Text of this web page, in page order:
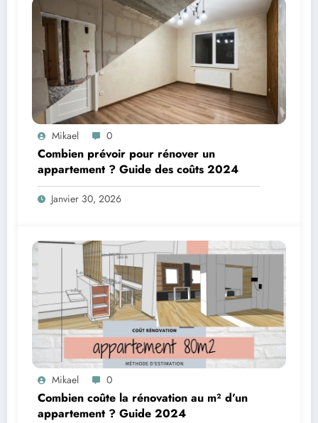
Mikael 0
Combien prévoir pour rénover un
appartement ? Guide des coûts 2024
Janvier 30, 2026
Mikael 0
Combien coûte la rénovation au m² d’un
appartement ? Guide 2024